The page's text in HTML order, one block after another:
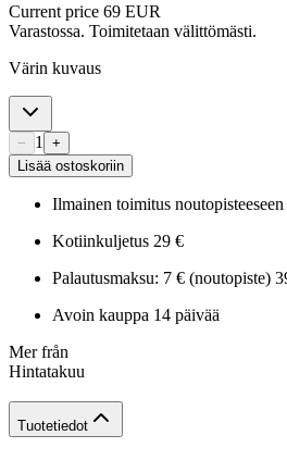
Current price 69 EUR
Varastossa. Toimitetaan välittömästi.
Värin kuvaus
− 1
+
Lisää ostoskoriin
Ilmainen toimitus
Kotiinkuljetus 29 €
Palautusmaksu: 7 € (noutopiste)
Avoin kauppa 14 päivää
Mer från
Hintatakuu
Tuotetiedot